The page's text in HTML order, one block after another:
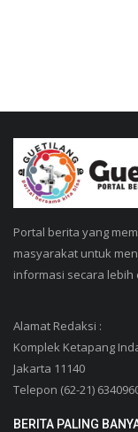
Portal berita yang
masyarakat untuk
informasi secara
Alamat Redaksi :
Komplek Ketapang
Jakarta 11140
Telepon (62-21)
BERITA PALING